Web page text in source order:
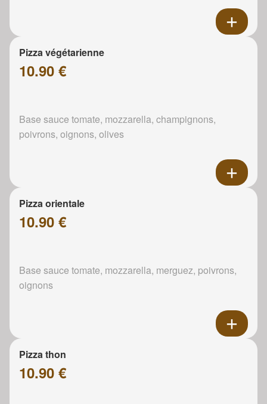
Pizza végétarienne
10.90 €
Base sauce tomate, mozzarella, champignons,
poivrons, oignons, olives
Pizza orientale
10.90 €
Base sauce tomate, mozzarella, merguez, poivrons,
oignons
Pizza thon
10.90 €